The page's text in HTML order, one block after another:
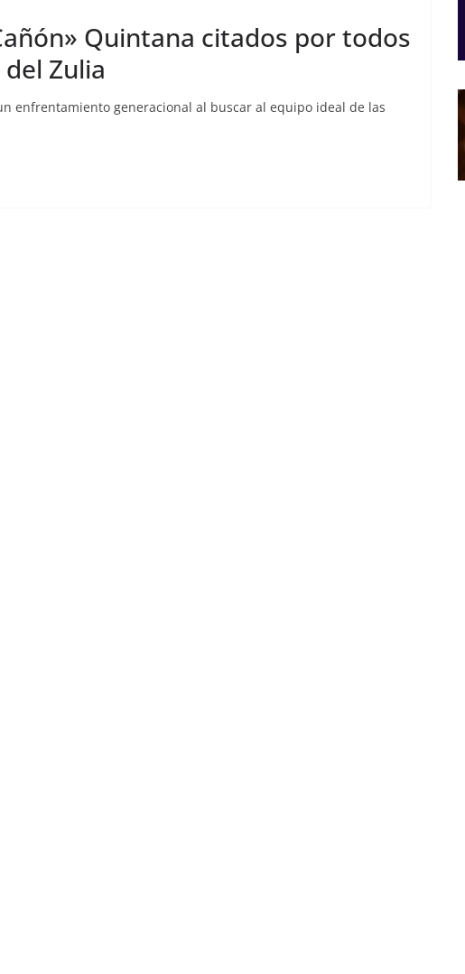
Quintana citados por todos
Zulia
enfrentamiento generacional al buscar al equipo ideal de las